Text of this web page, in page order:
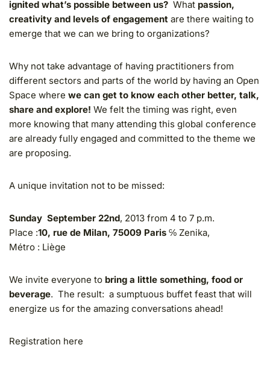
ignited what’s possible between us? What passion,
creativity and levels of engagement are there waiting to
emerge that we can we bring to organizations?
Why not take advantage of having practitioners from
different sectors and parts of the world by having an Open
Space where we can get to know each other better, talk,
share and explore! We felt the timing was right, even
more knowing that many attending this global conference
are already fully engaged and committed to the theme we
are proposing.
A unique invitation not to be missed:
Sunday September 22nd, 2013 from 4 to 7 p.m.
Place :10, rue de Milan, 75009 Paris ℅ Zenika,
Métro : Liège
We invite everyone to bring a little something, food or
beverage. The result: a sumptuous buffet feast that will
energize us for the amazing conversations ahead!
Registration here